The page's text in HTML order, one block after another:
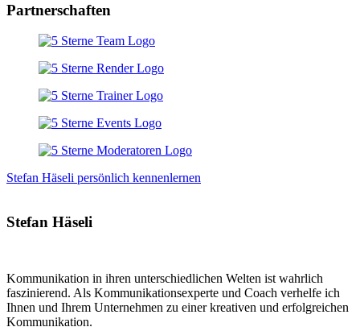
Partnerschaften
Stefan Häseli persönlich kennenlernen
Stefan Häseli
Kommunikation in ihren unterschiedlichen Welten ist wahrlich
faszinierend. Als Kommunikationsexperte und Coach verhelfe ich
Ihnen und Ihrem Unternehmen zu einer kreativen und erfolgreichen
Kommunikation.